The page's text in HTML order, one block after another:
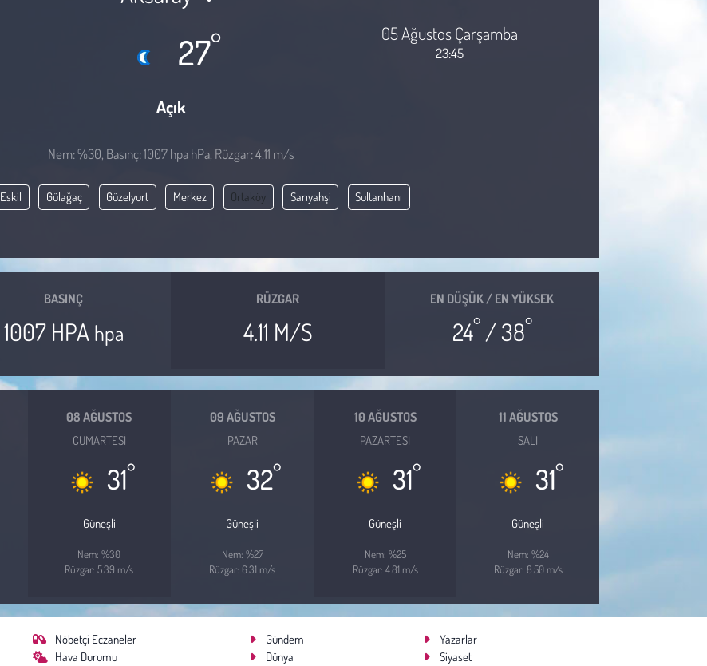
27°
Açık
05 Ağustos Çarşamba
23:45
Nem: %30, Basınç: 1007 hpa hPa, Rüzgar: 4.11 m/s
Eskil Gülağaç Güzelyurt Merkez Ortaköy Sarıyahşi Sultanhanı
BASINÇ
1007 HPA hpa
RÜZGAR
4.11 M/S
EN DÜŞÜK / EN YÜKSEK
24°/ 38°
08 AĞUSTOS
CUMARTESI
31°
Güneşli
Nem: %30
Rüzgar: 5.39 m/s
09 AĞUSTOS
PAZAR
32°
Güneşli
Nem: %27
Rüzgar: 6.31 m/s
10 AĞUSTOS
PAZARTESI
31°
Güneşli
Nem: %25
Rüzgar: 4.81 m/s
11 AĞUSTOS
SALI
31°
Güneşli
Nem: %24
Rüzgar: 8.50 m/s
Nöbetçi Eczaneler
Hava Durumu
Gündem
Yazarlar
Dünya
Siyaset